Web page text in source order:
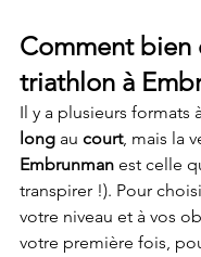
Comment bien
triathlon à
Il y a plusieurs formats
long au court, mais la
Embrunman est celle
transpirer !). Pour
votre niveau et à vos
votre première fois,